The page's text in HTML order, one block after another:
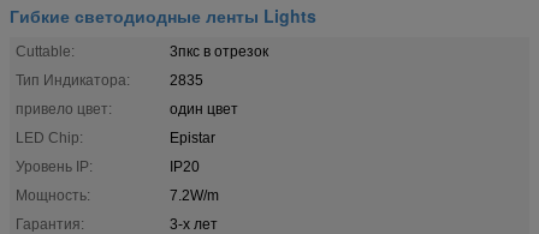
Гибкие светодиодные ленты Lights
Cuttable:
3пкс в отрезок
Тип Индикатора:
2835
привело цвет:
один цвет
LED Chip:
Epistar
Уровень IP:
IP20
Мощность:
7.2W/m
Гарантия:
3-х лет